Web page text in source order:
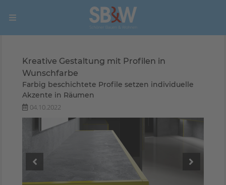
Kreative Gestaltung mit Profilen in
Wunschfarbe
Farbig beschichtete Profile setzen individuelle
Akzente in Räumen
04.10.2022